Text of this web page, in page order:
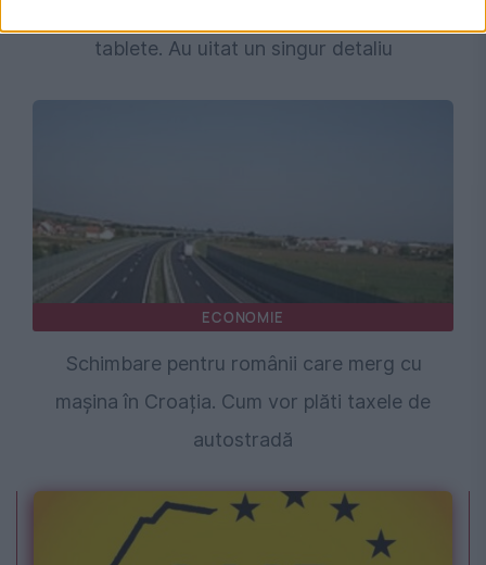
tablete. Au uitat un singur detaliu
ECONOMIE
Schimbare pentru românii care merg cu
mașina în Croația. Cum vor plăti taxele de
autostradă